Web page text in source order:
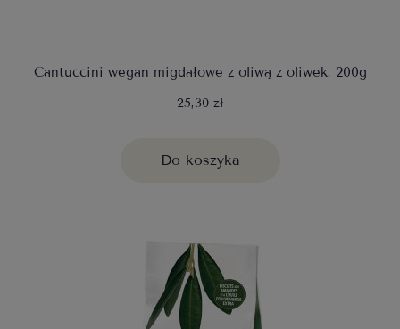
Cantuccini wegan migdałowe z oliwą z oliwek, 200g
25,30 zł
Do koszyka